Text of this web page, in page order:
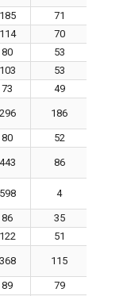
185 71
114 70
80 53
103 53
73 49
296 186
80 52
443 86
598 4
86 35
122 51
368 115
89 79